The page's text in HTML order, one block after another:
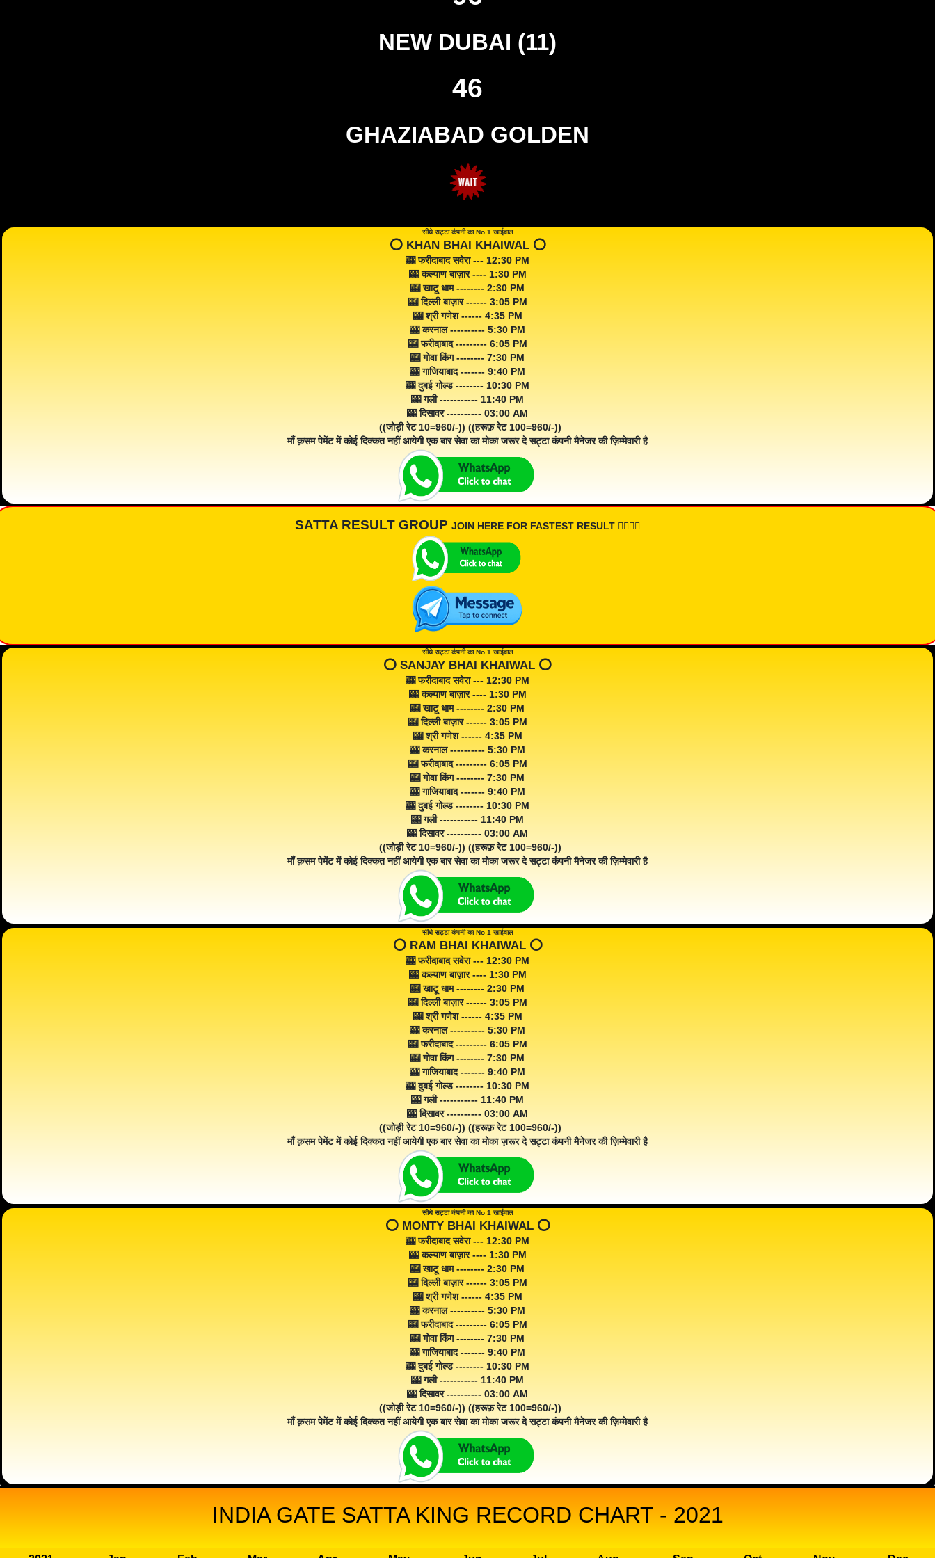
NEW DUBAI (11)
46
GHAZIABAD GOLDEN
सीधे सट्टा कंपनी का No 1 खाईवाल
⭕️ KHAN BHAI KHAIWAL ⭕️
🎰 फरीदाबाद सवेरा --- 12:30 PM
🎰 कल्याण बाज़ार ---- 1:30 PM
🎰 खाटू धाम -------- 2:30 PM
🎰 दिल्ली बाज़ार ------ 3:05 PM
🎰 श्री गणेश ------ 4:35 PM
🎰 करनाल ---------- 5:30 PM
🎰 फरीदाबाद --------- 6:05 PM
🎰 गोवा किंग -------- 7:30 PM
🎰 गाजियाबाद ------- 9:40 PM
🎰 दुबई गोल्ड -------- 10:30 PM
🎰 गली ----------- 11:40 PM
🎰 दिसावर ---------- 03:00 AM
((जोड़ी रेट 10=960/-)) ((हरूफ़ रेट 100=960/-))
माँ क़सम पेमेंट में कोई दिक्कत नहीं आयेगी एक बार सेवा का मोका जरूर दे सट्टा कंपनी मैनेजर की ज़िम्मेवारी है
SATTA RESULT GROUP JOIN HERE FOR FASTEST RESULT 👇🏾👇🏾
सीधे सट्टा कंपनी का No 1 खाईवाल
⭕️ SANJAY BHAI KHAIWAL ⭕️
🎰 फरीदाबाद सवेरा --- 12:30 PM
🎰 कल्याण बाज़ार ---- 1:30 PM
🎰 खाटू धाम -------- 2:30 PM
🎰 दिल्ली बाज़ार ------ 3:05 PM
🎰 श्री गणेश ------ 4:35 PM
🎰 करनाल ---------- 5:30 PM
🎰 फरीदाबाद --------- 6:05 PM
🎰 गोवा किंग -------- 7:30 PM
🎰 गाजियाबाद ------- 9:40 PM
🎰 दुबई गोल्ड -------- 10:30 PM
🎰 गली ----------- 11:40 PM
🎰 दिसावर ---------- 03:00 AM
((जोड़ी रेट 10=960/-)) ((हरूफ़ रेट 100=960/-))
माँ क़सम पेमेंट में कोई दिक्कत नहीं आयेगी एक बार सेवा का मोका जरूर दे सट्टा कंपनी मैनेजर की ज़िम्मेवारी है
सीधे सट्टा कंपनी का No 1 खाईवाल
⭕️ RAM BHAI KHAIWAL ⭕️
🎰 फरीदाबाद सवेरा --- 12:30 PM
🎰 कल्याण बाज़ार ---- 1:30 PM
🎰 खाटू धाम -------- 2:30 PM
🎰 दिल्ली बाज़ार ------ 3:05 PM
🎰 श्री गणेश ------ 4:35 PM
🎰 करनाल ---------- 5:30 PM
🎰 फरीदाबाद --------- 6:05 PM
🎰 गोवा किंग -------- 7:30 PM
🎰 गाजियाबाद ------- 9:40 PM
🎰 दुबई गोल्ड -------- 10:30 PM
🎰 गली ----------- 11:40 PM
🎰 दिसावर ---------- 03:00 AM
((जोड़ी रेट 10=960/-)) ((हरूफ़ रेट 100=960/-))
माँ क़सम पेमेंट में कोई दिक्कत नहीं आयेगी एक बार सेवा का मोका ज़रूर दे सट्टा कंपनी मैनेजर की ज़िम्मेवारी है
सीधे सट्टा कंपनी का No 1 खाईवाल
⭕️ MONTY BHAI KHAIWAL ⭕️
🎰 फरीदाबाद सवेरा --- 12:30 PM
🎰 कल्याण बाज़ार ---- 1:30 PM
🎰 खाटू धाम -------- 2:30 PM
🎰 दिल्ली बाज़ार ------ 3:05 PM
🎰 श्री गणेश ------ 4:35 PM
🎰 करनाल ---------- 5:30 PM
🎰 फरीदाबाद --------- 6:05 PM
🎰 गोवा किंग -------- 7:30 PM
🎰 गाजियाबाद ------- 9:40 PM
🎰 दुबई गोल्ड -------- 10:30 PM
🎰 गली ----------- 11:40 PM
🎰 दिसावर ---------- 03:00 AM
((जोड़ी रेट 10=960/-)) ((हरूफ़ रेट 100=960/-))
माँ क़सम पेमेंट में कोई दिक्कत नहीं आयेगी एक बार सेवा का मोका जरूर दे सट्टा कंपनी मैनेजर की ज़िम्मेवारी है
INDIA GATE SATTA KING RECORD CHART - 2021